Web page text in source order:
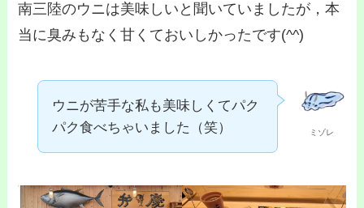
南三陸のウニは美味しいと聞いていましたが，本
当に臭みもなく甘くておいしかったです(^^)
ミゾレ
ウニが苦手な私も美味しくてパク
パク食べちゃいました（笑）